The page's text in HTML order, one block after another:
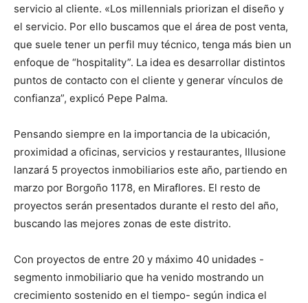
servicio al cliente. «Los millennials priorizan el diseño y
el servicio. Por ello buscamos que el área de post venta,
que suele tener un perfil muy técnico, tenga más bien un
enfoque de “hospitality”. La idea es desarrollar distintos
puntos de contacto con el cliente y generar vínculos de
confianza”, explicó Pepe Palma.
Pensando siempre en la importancia de la ubicación,
proximidad a oficinas, servicios y restaurantes, Illusione
lanzará 5 proyectos inmobiliarios este año, partiendo en
marzo por Borgoño 1178, en Miraflores. El resto de
proyectos serán presentados durante el resto del año,
buscando las mejores zonas de este distrito.
Con proyectos de entre 20 y máximo 40 unidades -
segmento inmobiliario que ha venido mostrando un
crecimiento sostenido en el tiempo- según indica el